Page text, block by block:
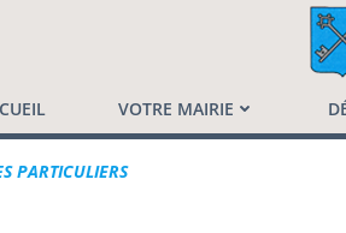
VOTRE MAIRIE
PARTICULIERS